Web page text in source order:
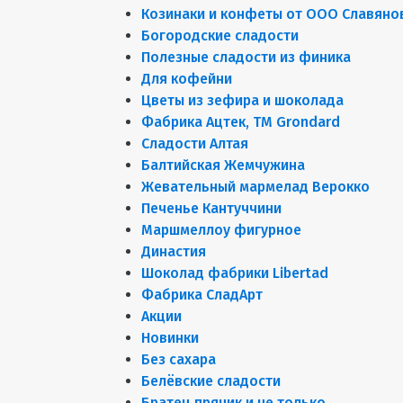
Козинаки и конфеты от ООО
Богородские сладости
Полезные сладости из финика
Для кофейни
Цветы из зефира и шоколада
Фабрика Ацтек, ТМ Grondard
Сладости Алтая
Балтийская Жемчужина
Жевательный мармелад Верокко
Печенье Кантуччини
Маршмеллоу фигурное
Династия
Шоколад фабрики Libertad
Фабрика СладАрт
Акции
Новинки
Без сахара
Белёвские сладости